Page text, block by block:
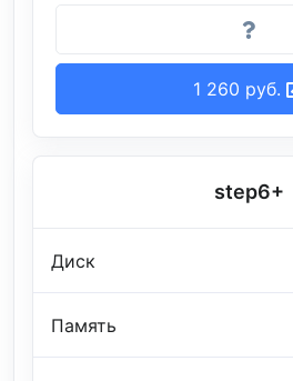
1 260 руб.
step6+
Диск
Память